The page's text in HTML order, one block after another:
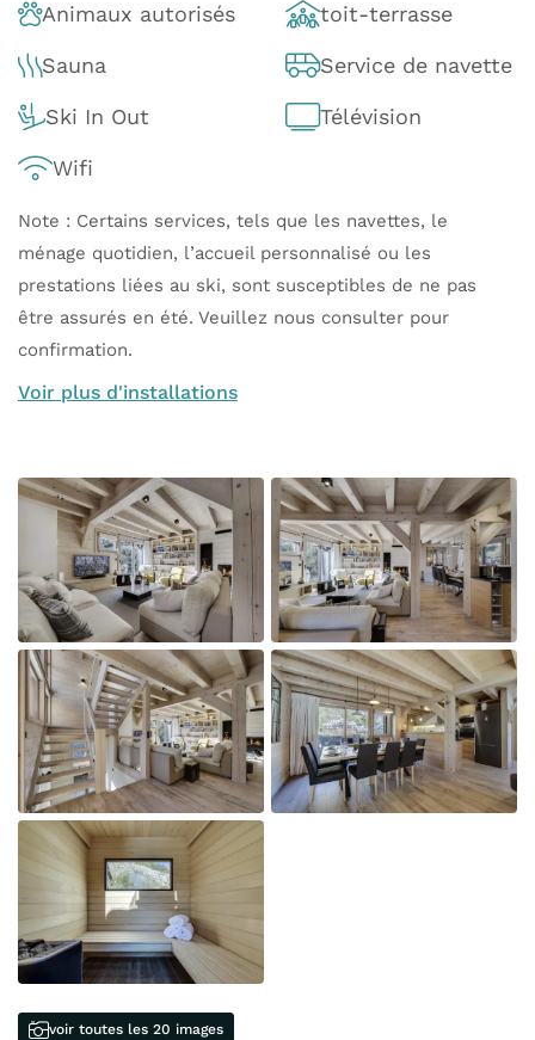
Animaux autorisés toit-terrasse
Sauna Service de navette
Ski In Out Télévision
Wifi
Note : Certains services, tels que les navettes, le
ménage quotidien, l’accueil personnalisé ou les
prestations liées au ski, sont susceptibles de ne pas
être assurés en été. Veuillez nous consulter pour
confirmation.
Voir plus d'installations
voir toutes les 20 images